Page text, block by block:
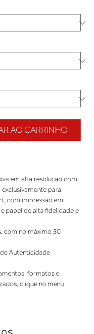
AO CARRINHO
em alta resolucão com
para
com impressão em
papel de alta fidelidade e
com no máximo 50
Autenticidade
formatos e
clique no menu